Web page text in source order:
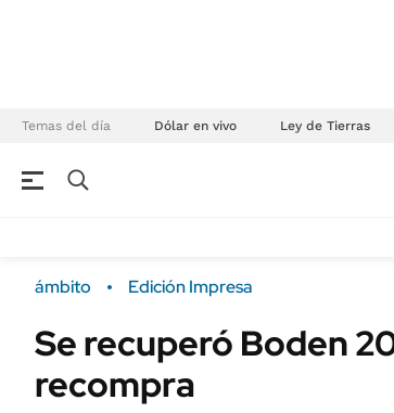
Temas del día Dólar en vivo Ley de Tierras
Campo
FINANZAS
ámbito Edición Impresa
Se recuperó Boden
recompra